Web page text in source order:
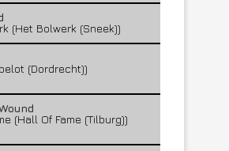
(Het Bolwerk (Sneek))
(Dordrecht))
(Hall Of Fame (Tilburg))